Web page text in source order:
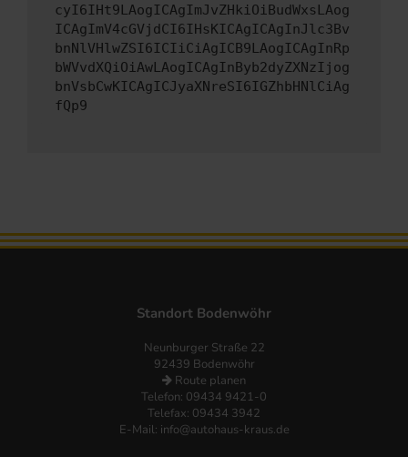
cyI6IHt9LAogICAgImJvZHkiOiBudWxsLAog
ICAgImV4cGVjdCI6IHsKICAgICAgInJlc3Bv
bnNlVHlwZSI6ICIiCiAgICB9LAogICAgInRp
bWVvdXQiOiAwLAogICAgInByb2dyZXNzIjog
bnVsbCwKICAgICJyaXNreSI6IGZhbHNlCiAg
fQp9
Standort Bodenwöhr
Neunburger Straße 22
92439 Bodenwöhr
Route planen
Telefon: 09434 9421-0
Telefax: 09434 3942
E-Mail: info@autohaus-kraus.de